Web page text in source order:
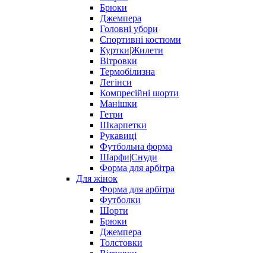
Брюки
Джемпера
Головні убори
Спортивні костюми
Куртки|Жилети
Вітровки
Термобілизна
Легінси
Компресійні шорти
Манішки
Гетри
Шкарпетки
Рукавиці
Футбольна форма
Шарфи|Снуди
Форма для арбітра
Для жінок
Форма для арбітра
Футболки
Шорти
Брюки
Джемпера
Толстовки